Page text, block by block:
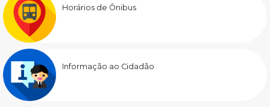
Horários de Ônibus
Informação ao Cidadão